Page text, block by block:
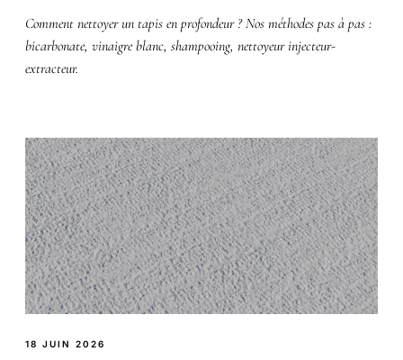
Comment nettoyer un tapis en profondeur ? Nos méthodes pas à pas :
bicarbonate, vinaigre blanc, shampooing, nettoyeur injecteur-
extracteur.
18 JUIN 2026